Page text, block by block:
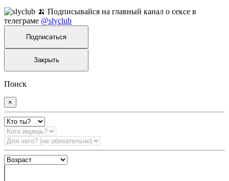
🍌 Подписывайся на главный канал о сексе в
телеграме @slyclub
Подписаться
Закрыть
Поиск
×